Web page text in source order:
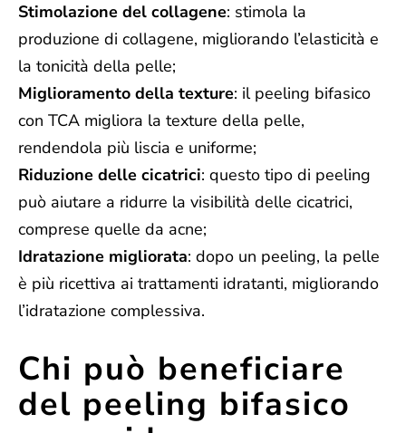
Stimolazione del collagene: stimola la
produzione di collagene, migliorando l’elasticità e
la tonicità della pelle;
Miglioramento della texture: il peeling bifasico
con TCA migliora la texture della pelle,
rendendola più liscia e uniforme;
Riduzione delle cicatrici: questo tipo di peeling
può aiutare a ridurre la visibilità delle cicatrici,
comprese quelle da acne;
Idratazione migliorata: dopo un peeling, la pelle
è più ricettiva ai trattamenti idratanti, migliorando
l’idratazione complessiva.
Chi può beneficiare
del peeling bifasico